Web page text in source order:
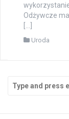
Odżywcze
[…]
Uroda
for: